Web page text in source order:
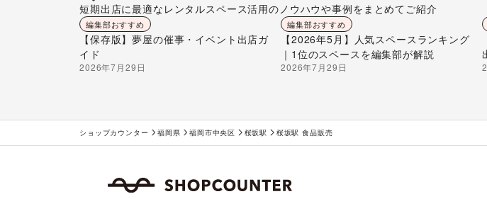
短期出店に最適なレンタルスペース活用のノウハウや事例をまとめてご紹介
編集部おすすめ
【保存版】夢屋の催事・イベント出店ガ
イド
2026年7月29日
編集部おすすめ
【2026年5月】人気スペースランキング
｜1位のスペースを編集部が解説
2026年7月29日
ショップカウンター 福岡県 福岡市中央区 桜坂駅 桜坂駅 食品販売